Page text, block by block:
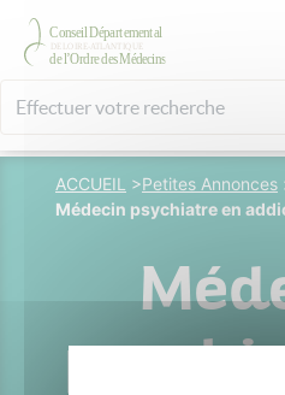
ACCUEIL >Petites Annonces
Médecin psychiatre en